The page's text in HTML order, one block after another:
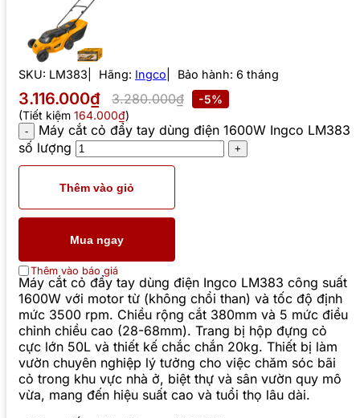
SKU: LM383 Hãng: Ingco Bảo hành: 6 tháng
3.116.000₫ 3.280.000₫
-5%
(Tiết kiệm 164.000₫)
Máy cắt cỏ đẩy tay dùng điện 1600W Ingco LM383
số lượng
Thêm vào giỏ
Mua ngay
Thêm vào báo giá
Máy cắt cỏ đẩy tay dùng điện Ingco LM383 công suất
1600W với motor từ (không chổi than) và tốc độ định
mức 3500 rpm. Chiều rộng cắt 380mm và 5 mức điều
chỉnh chiều cao (28-68mm). Trang bị hộp đựng cỏ
cực lớn 50L và thiết kế chắc chắn 20kg. Thiết bị làm
vườn chuyên nghiệp lý tưởng cho việc chăm sóc bãi
cỏ trong khu vực nhà ở, biệt thự và sân vườn quy mô
vừa, mang đến hiệu suất cao và tuổi thọ lâu dài.